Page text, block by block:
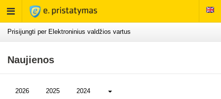
Rodyti
meniu
Prisijungti per Elektroninius valdžios vartus
Naujienos
2026 2025 2024 Daugiau...